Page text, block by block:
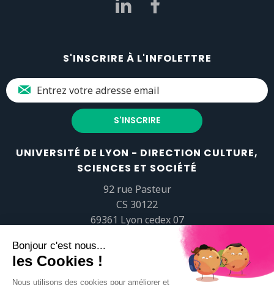
S'INSCRIRE À L'INFOLETTRE
UNIVERSITÉ DE LYON - DIRECTION CULTURE,
SCIENCES ET SOCIÉTÉ
92 rue Pasteur
CS 30122
69361 Lyon cedex 07
popsciences@universite-lyon.fr
Tél.+33 (0)4 37 37 82 01